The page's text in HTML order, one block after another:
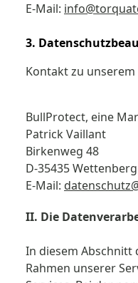
E-Mail:
3.
Kontakt zu
BullProtect, eine
Patrick Vaillant
Birkenweg 48
D-35435 Wettenberg
E-Mail:
II. Die
In diesem
Rahmen unserer